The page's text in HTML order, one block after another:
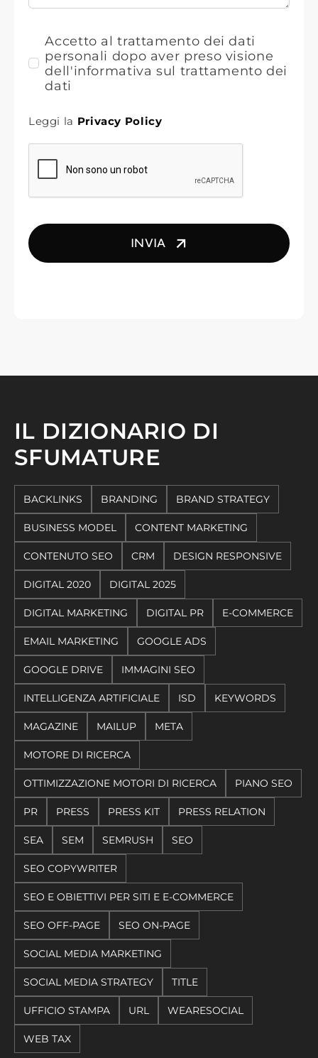
Accetto al trattamento dei dati
personali dopo aver preso visione
dell'informativa sul trattamento dei
dati
Leggi la Privacy Policy
INVIA
IL DIZIONARIO DI
SFUMATURE
BACKLINKS BRANDING BRAND STRATEGY
BUSINESS MODEL CONTENT MARKETING
CONTENUTO SEO CRM DESIGN RESPONSIVE
DIGITAL 2020 DIGITAL 2025
DIGITAL MARKETING DIGITAL PR E-COMMERCE
EMAIL MARKETING GOOGLE ADS
GOOGLE DRIVE IMMAGINI SEO
INTELLIGENZA ARTIFICIALE ISD KEYWORDS
MAGAZINE MAILUP META
MOTORE DI RICERCA
OTTIMIZZAZIONE MOTORI DI RICERCA PIANO SEO
PR PRESS PRESS KIT PRESS RELATION
SEA SEM SEMRUSH SEO
SEO COPYWRITER
SEO E OBIETTIVI PER SITI E E-COMMERCE
SEO OFF-PAGE SEO ON-PAGE
SOCIAL MEDIA MARKETING
SOCIAL MEDIA STRATEGY TITLE
UFFICIO STAMPA URL WEARESOCIAL
WEB TAX